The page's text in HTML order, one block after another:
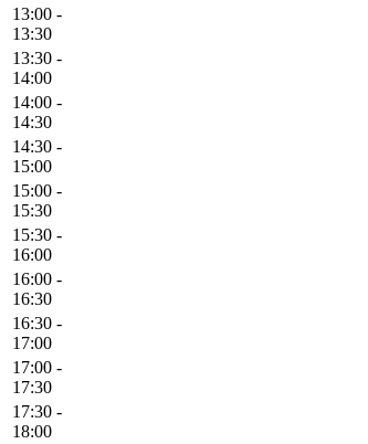
13:00 -
13:30
13:30 -
14:00
14:00 -
14:30
14:30 -
15:00
15:00 -
15:30
15:30 -
16:00
16:00 -
16:30
16:30 -
17:00
17:00 -
17:30
17:30 -
18:00